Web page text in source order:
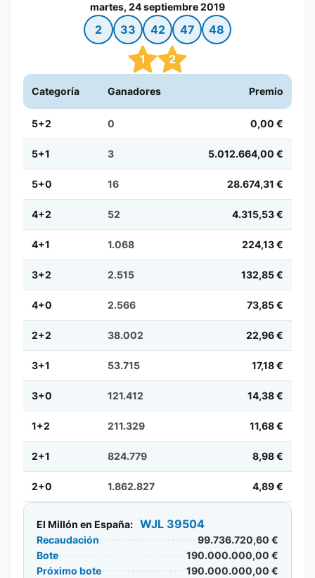
martes, 24 septiembre 2019
2 33 42 47 48
1 2
Categoría Ganadores Premio
5+2 0 0,00 €
5+1 3 5.012.664,00 €
5+0 16 28.674,31 €
4+2 52 4.315,53 €
4+1 1.068 224,13 €
3+2 2.515 132,85 €
4+0 2.566 73,85 €
2+2 38.002 22,96 €
3+1 53.715 17,18 €
3+0 121.412 14,38 €
1+2 211.329 11,68 €
2+1 824.779 8,98 €
2+0 1.862.827 4,89 €
El Millón en España: WJL 39504
Recaudación
99.736.720,60 €
Bote
190.000.000,00 €
Próximo bote
190.000.000,00 €